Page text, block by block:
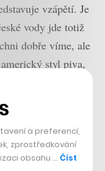
vzápětí. Je
vody jde totiž
dobře víme, ale
styl piva,
slad je
spíše
s chemií
a preferencí,
zprostředkování
obsahu … Číst